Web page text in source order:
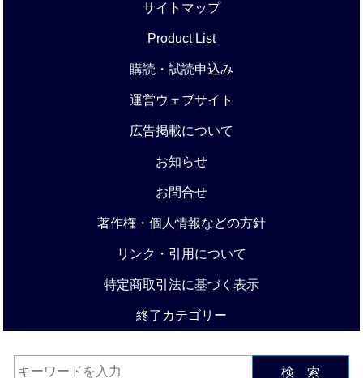
サイトマップ
Product List
購読・試読申込み
運営ウェブサイト
広告掲載について
お知らせ
お問合せ
著作権・個人情報などの方針
リンク・引用について
特定商取引法に基づく表示
終了カテゴリー
検 索